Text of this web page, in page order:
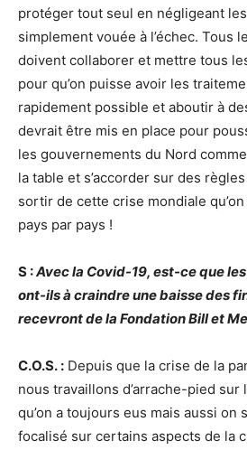
protéger tout seul en négligeant
simplement vouée à l’échec. Tous
doivent collaborer et mettre tous
pour qu’on puisse avoir les
rapidement possible et aboutir à
devrait être mis en place pour
les gouvernements du Nord
la table et s’accorder sur des
sortir de cette crise mondiale
pays par pays !
S :Avec la Covid-19, est-ce que
ont-ils à craindre une baisse des
recevront de la Fondation Bill et
C.O.S. : Depuis que la crise de la
nous travaillons d’arrache-pied sur
qu’on a toujours eus mais aussi on
focalisé sur certains aspects de la